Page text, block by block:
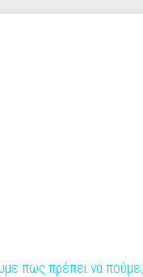
πως πρέπει να πούμε;